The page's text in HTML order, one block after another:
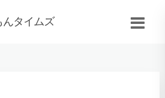
んタイムズ